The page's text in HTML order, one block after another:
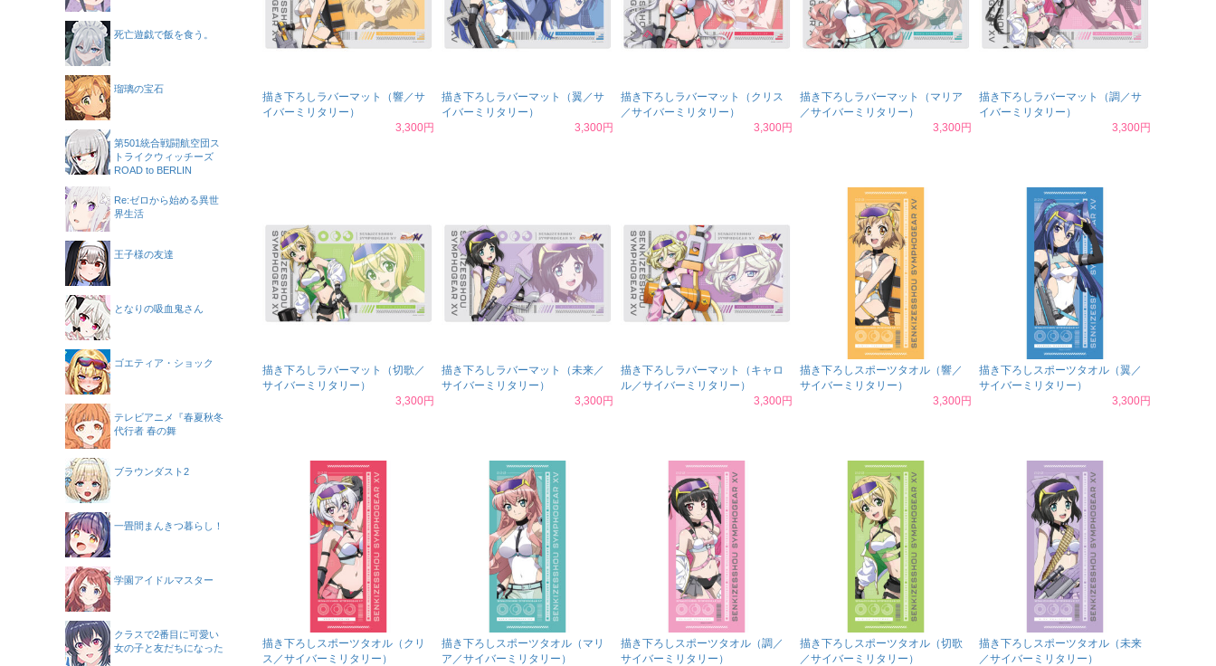
描き下ろしラバーマット（響／サ
イバーミリタリー）
3,300円
描き下ろしラバーマット（翼／サ
イバーミリタリー）
3,300円
描き下ろしラバーマット（クリス
／サイバーミリタリー）
3,300円
描き下ろしラバーマット（マリア
／サイバーミリタリー）
3,300円
描き下ろしラバーマット（調／サ
イバーミリタリー）
3,300円
描き下ろしラバーマット（切歌／
サイバーミリタリー）
3,300円
描き下ろしラバーマット（未来／
サイバーミリタリー）
3,300円
描き下ろしラバーマット（キャロ
ル／サイバーミリタリー）
3,300円
描き下ろしスポーツタオル（響／
サイバーミリタリー）
3,300円
描き下ろしスポーツタオル（翼／
サイバーミリタリー）
3,300円
描き下ろしスポーツタオル（クリ
ス／サイバーミリタリー）
描き下ろしスポーツタオル（マリ
ア／サイバーミリタリー）
描き下ろしスポーツタオル（調／
サイバーミリタリー）
描き下ろしスポーツタオル（切歌
／サイバーミリタリー）
描き下ろしスポーツタオル（未来
／サイバーミリタリー）
死亡遊戯で飯を食う。
瑠璃の宝石
第501統合戦闘航空団ス
トライクウィッチーズ
ROAD to BERLIN
Re:ゼロから始める異世
界生活
王子様の友達
となりの吸血鬼さん
ゴエティア・ショック
テレビアニメ『春夏秋冬
代行者 春の舞
ブラウンダスト2
一畳間まんきつ暮らし！
学園アイドルマスター
クラスで2番目に可愛い
女の子と友だちになった